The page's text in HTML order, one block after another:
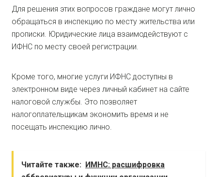
Для решения этих вопросов граждане могут лично
обращаться в инспекцию по месту жительства или
прописки. Юридические лица взаимодействуют с
ИФНС по месту своей регистрации.
Кроме того, многие услуги ИФНС доступны в
электронном виде через личный кабинет на сайте
налоговой службы. Это позволяет
налогоплательщикам экономить время и не
посещать инспекцию лично.
Читайте также: ИМНС: расшифровка